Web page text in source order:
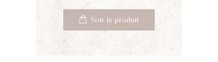
Voir le produit